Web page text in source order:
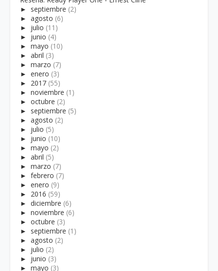
► septiembre (2)
► agosto (6)
► julio (11)
► junio (4)
► mayo (10)
► abril (3)
► marzo (7)
► enero (3)
► 2017 (55)
► noviembre (1)
► octubre (2)
► septiembre (5)
► agosto (2)
► julio (5)
► junio (10)
► mayo (2)
► abril (5)
► marzo (7)
► febrero (7)
► enero (9)
► 2016 (59)
► diciembre (6)
► noviembre (6)
► octubre (3)
► septiembre (1)
► agosto (2)
► julio (2)
► junio (3)
► mayo (3)